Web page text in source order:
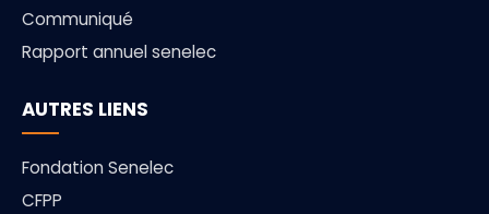
Communiqué
Rapport annuel senelec
AUTRES LIENS
Fondation Senelec
CFPP